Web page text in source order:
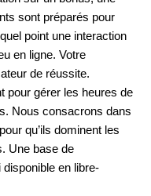
sont préparés pour
point une interaction
en ligne. Votre
de réussite.
pour gérer les heures de
Nous consacrons dans
qu’ils dominent les
Une base de
en libre-